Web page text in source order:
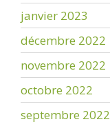
janvier 2023
décembre 2022
novembre 2022
octobre 2022
septembre 2022